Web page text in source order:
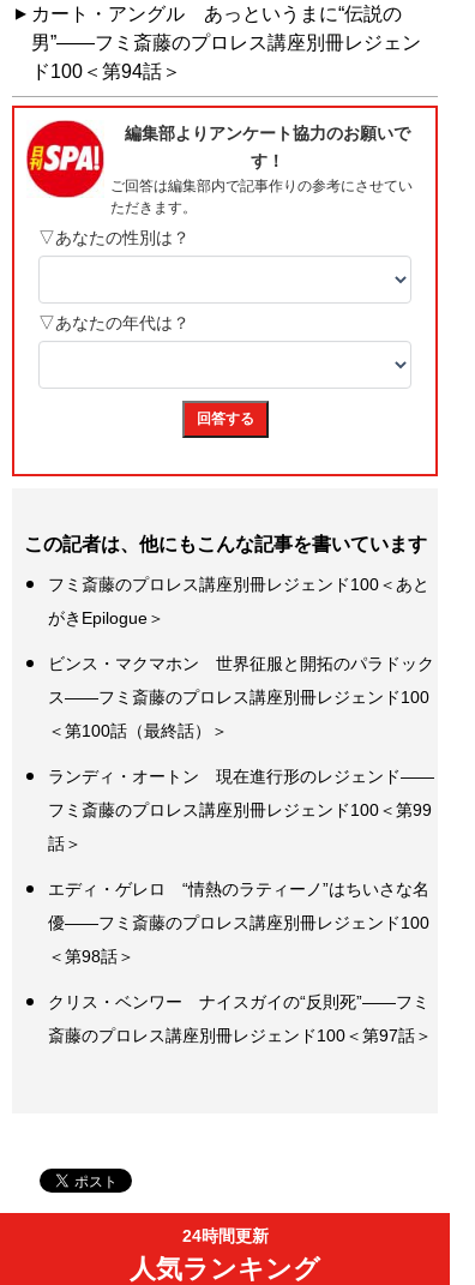
カート・アングル あっというまに“伝説の
男”――フミ斎藤のプロレス講座別冊レジェン
ド100＜第94話＞
この記者は、他にもこんな記事を書いています
フミ斎藤のプロレス講座別冊レジェンド100＜あと
がきEpilogue＞
ビンス・マクマホン 世界征服と開拓のパラドック
ス――フミ斎藤のプロレス講座別冊レジェンド100
＜第100話（最終話）＞
ランディ・オートン 現在進行形のレジェンド――
フミ斎藤のプロレス講座別冊レジェンド100＜第99
話＞
エディ・ゲレロ “情熱のラティーノ”はちいさな名
優――フミ斎藤のプロレス講座別冊レジェンド100
＜第98話＞
クリス・ベンワー ナイスガイの“反則死”――フミ
斎藤のプロレス講座別冊レジェンド100＜第97話＞
24時間更新
人気ランキング